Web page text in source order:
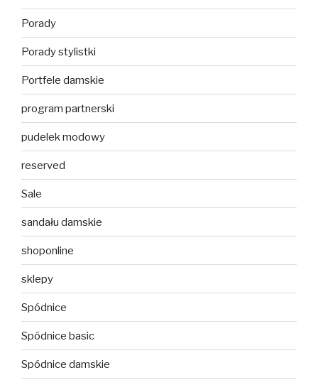
Porady
Porady stylistki
Portfele damskie
program partnerski
pudelek modowy
reserved
Sale
sandału damskie
shoponline
sklepy
Spódnice
Spódnice basic
Spódnice damskie